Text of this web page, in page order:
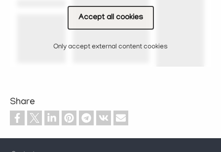
Accept all cookies
Only accept external content cookies
Share
Footer